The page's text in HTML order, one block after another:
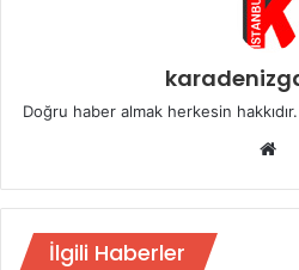
Doğru haber almak herkesin
İlgili Haberler